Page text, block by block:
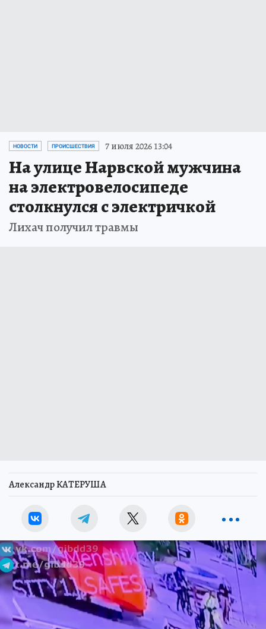
НОВОСТИ ПРОИСШЕСТВИЯ 7 июля 2026 13:04
На улице Нарвской мужчина
на электровелосипеде
столкнулся с электричкой
Лихач получил травмы
Александр КАТЕРУША